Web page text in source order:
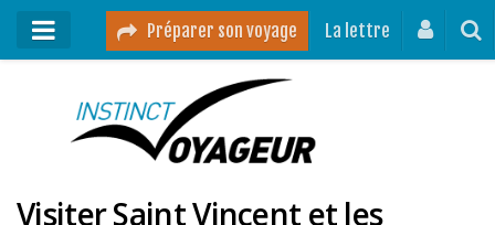
Préparer son voyage La lettre
Mon podcast
Destinations
Visiter Saint Vincent et les